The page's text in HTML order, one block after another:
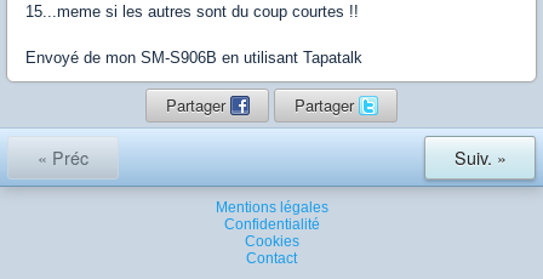
15...meme si les autres sont du coup courtes !!
Envoyé de mon SM-S906B en utilisant Tapatalk
Partager Partager
« Préc Suiv. »
Mentions légales
Confidentialité
Cookies
Contact